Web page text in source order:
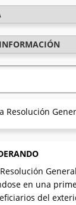
Resolución
en una
del